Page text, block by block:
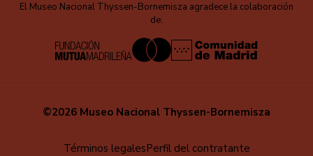
El Museo Nacional Thyssen-Bornemisza agradece la colaboración
de:
©2026 Museo Nacional Thyssen-Bornemisza
Términos legalesPerfil del contratante